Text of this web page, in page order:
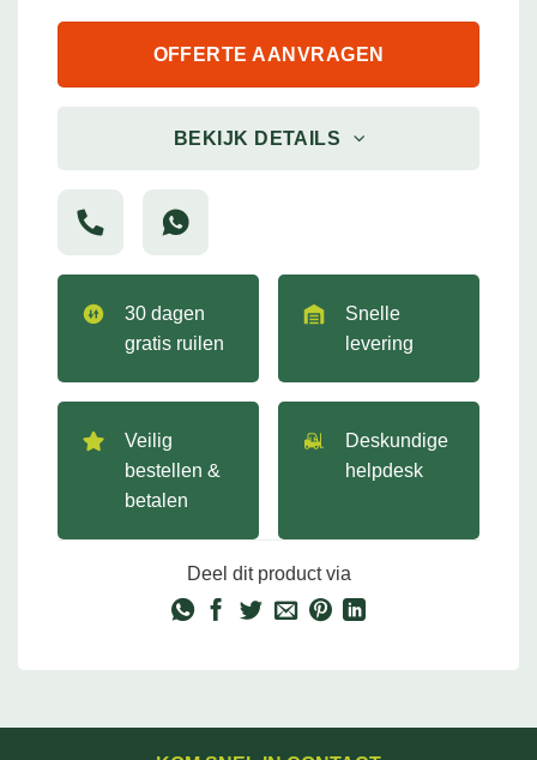
OFFERTE AANVRAGEN
BEKIJK DETAILS
30 dagen
gratis ruilen
Snelle
levering
Veilig
bestellen &
betalen
Deskundige
helpdesk
Deel dit product via